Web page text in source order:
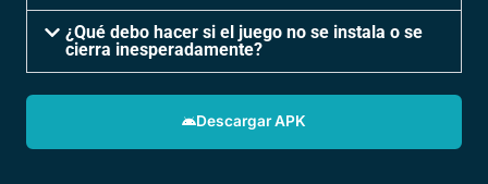
¿Qué debo hacer si el juego no se instala o se
cierra inesperadamente?
Descargar APK